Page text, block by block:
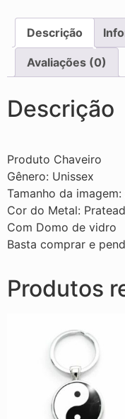
Descrição
Avaliações (0)
Descrição
Produto Chaveiro
Gênero: Unissex
Tamanho da
Cor do Metal:
Com Domo de vidro
Basta comprar e
Produtos